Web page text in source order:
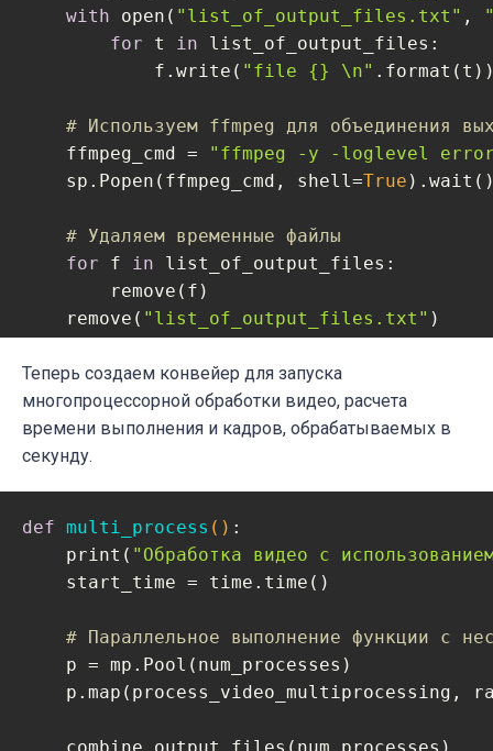
# Рисуем рамку
            out.write(im)
            proc_frames +=
except
# Высвобождаем ресурсы
        cap.release()
        out.release()
# Высвобождаем ресурсы
    cap.release()
    out.release()
with open( "list_of_output_files.txt" ,
for t in list_of_output_files:
            f.write(
"file {} \n"
# Используем ffmpeg для объединения
    ffmpeg_cmd =
"ffmpeg -y -loglevel
    sp.Popen(ffmpeg_cmd, shell=
True
# Удаляем временные файлы
for f in list_of_output_files:
        remove(f)
    remove(
"list_of_output_files.txt" )
Теперь создаем конвейер для запуска
многопроцессорной обработки видео, расчета
времени выполнения и кадров, обрабатываемых в
секунду.
def multi_process () :
    print(
"Обработка видео с
    start_time = time.time()
# Параллельное выполнение функции с
    p = mp.Pool(num_processes)
p.map(process_video_multiprocessing,